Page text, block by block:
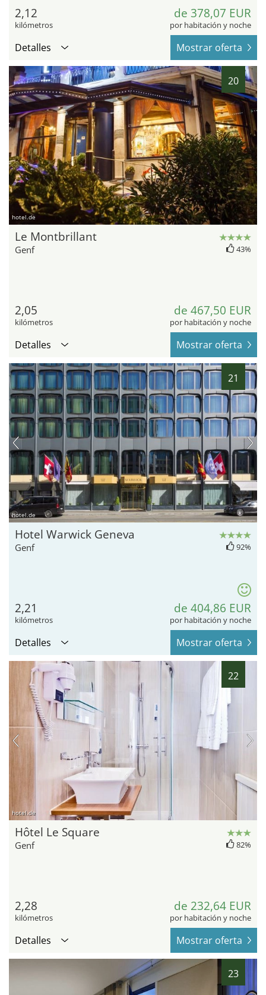
2,12
kilómetros
de 378,07 EUR
por habitación y noche
Detalles Mostrar oferta
20
hotel.de
Le Montbrillant
Genf 43%
2,05
kilómetros
de 467,50 EUR
por habitación y noche
Detalles Mostrar oferta
21
hotel.de
Hotel Warwick Geneva
Genf 92%
2,21
kilómetros
de 404,86 EUR
por habitación y noche
Detalles Mostrar oferta
22
hotel.de
Hôtel Le Square
Genf 82%
2,28
kilómetros
de 232,64 EUR
por habitación y noche
Detalles Mostrar oferta
23